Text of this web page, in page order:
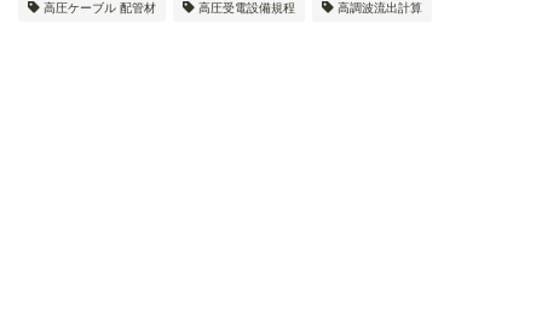
高圧ケーブル 配管材 高圧受電設備規程 高調波流出計算